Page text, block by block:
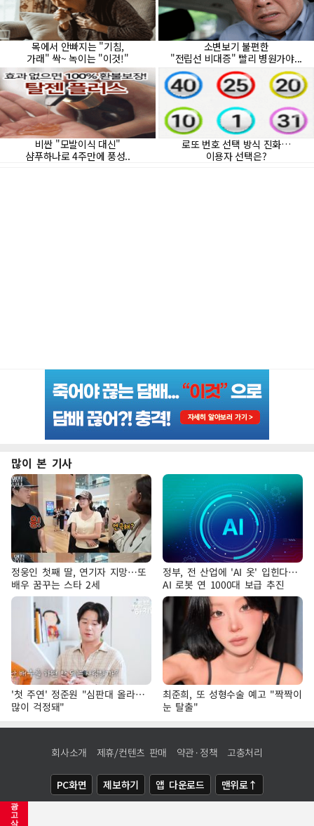
광
고
삭
많이 본 기사
정웅인 첫째 딸, 연기자 지망…또
배우 꿈꾸는 스타 2세
정부, 전 산업에 'AI 옷' 입힌다…
AI 로봇 연 1000대 보급 추진
'첫 주연' 정준원 "심판대 올라…
많이 걱정돼"
최준희, 또 성형수술 예고 "짝짝이
눈 탈출"
회사소개 제휴/컨텐츠 판매 약관·정책 고충처리
PC화면 제보하기 앱 다운로드 맨위로↑